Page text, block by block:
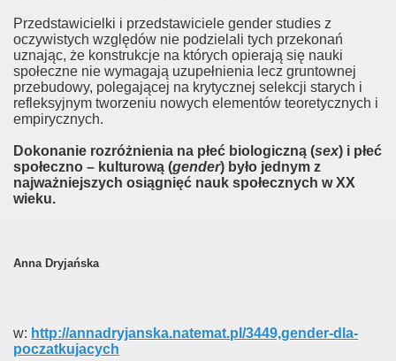
Przedstawicielki i przedstawiciele gender studies z
oczywistych względów nie podzielali tych przekonań
uznając, że konstrukcje na których opierają się nauki
społeczne nie wymagają uzupełnienia lecz gruntownej
przebudowy, polegającej na krytycznej selekcji starych i
refleksyjnym tworzeniu nowych elementów teoretycznych i
empirycznych.
Dokonanie rozróżnienia na płeć biologiczną (sex) i płeć
społeczno – kulturową (gender) było jednym z
najważniejszych osiągnięć nauk społecznych w XX
wieku.
Anna Dryjańska
w: http://annadryjanska.natemat.pl/3449,gender-dla-
poczatkujacych
2
w Rosji